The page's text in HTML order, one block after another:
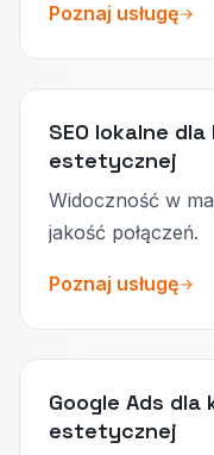
Poznaj usługę
SEO lokalne
estetycznej
Widoczność w
jakość połączeń.
Poznaj usługę
Google Ads
estetycznej